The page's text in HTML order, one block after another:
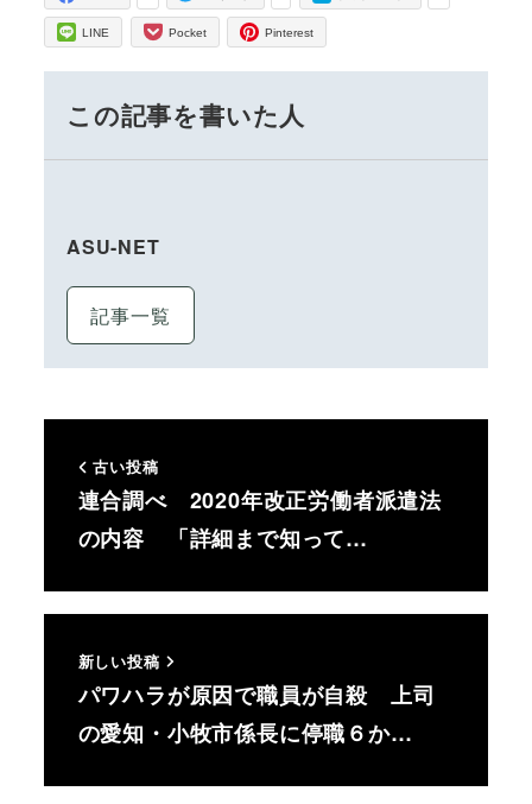
LINE Pocket Pinterest
この記事を書いた人
ASU-NET
記事一覧
古い投稿
連合調べ 2020年改正労働者派遣法
の内容 「詳細まで知って…
新しい投稿
パワハラが原因で職員が自殺 上司
の愛知・小牧市係長に停職６か…